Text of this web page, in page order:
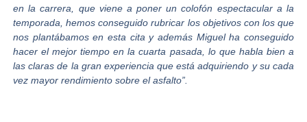
en la carrera, que viene a poner un colofón espectacular a la
temporada, hemos conseguido rubricar los objetivos con los que
nos plantábamos en esta cita y además Miguel ha conseguido
hacer el mejor tiempo en la cuarta pasada, lo que habla bien a
las claras de la gran experiencia que está adquiriendo y su cada
vez mayor rendimiento sobre el asfalto”.